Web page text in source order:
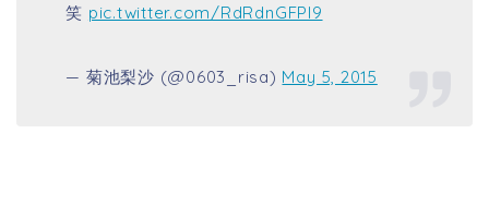
笑 pic.twitter.com/RdRdnGFPI9
— 菊池梨沙 (@0603_risa) May 5, 2015